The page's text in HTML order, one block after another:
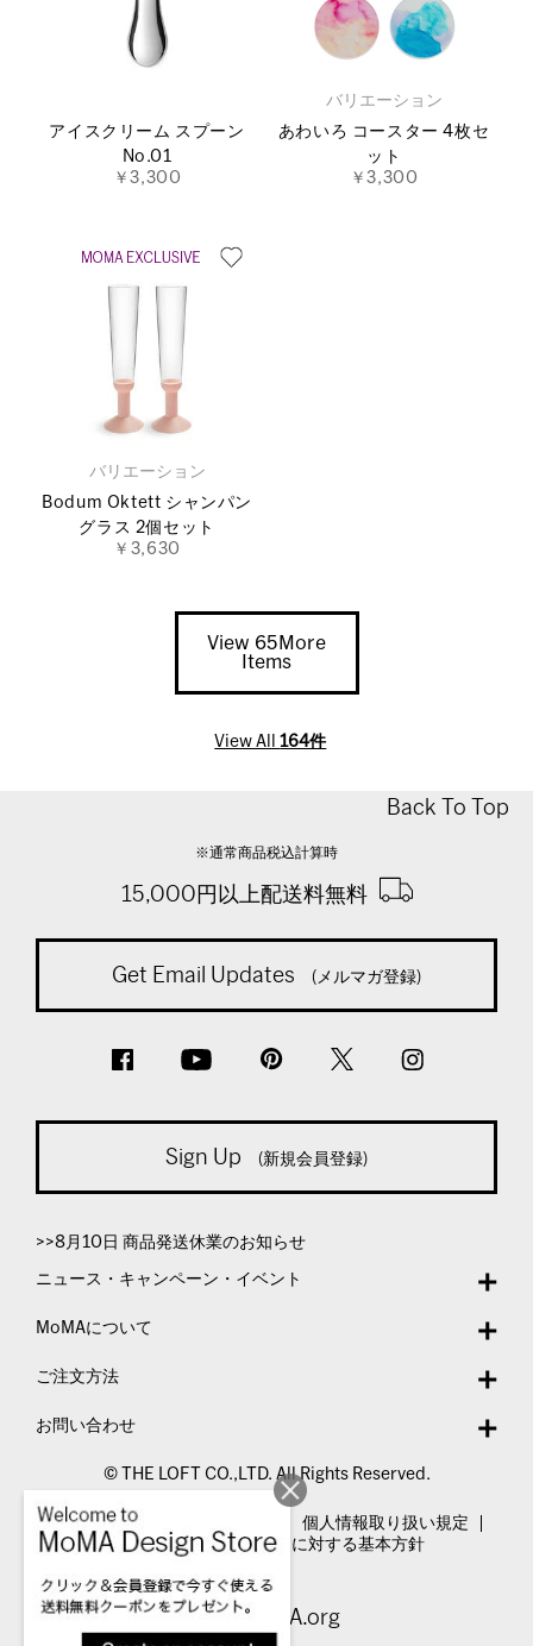
アイスクリーム スプーン
No.01
￥3,300
バリエーション
あわいろ コースター 4枚セ
ット
￥3,300
バリエーション
Bodum Oktett シャンパン
グラス 2個セット
￥3,630
View 65More
Items
View All164件
Back To Top
※通常商品税込計算時
15,000円以上配送料無料
Get Email Updates (メルマガ登録)
Sign Up (新規会員登録)
>>8月10日 商品発送休業のお知らせ
ニュース・キャンペーン・イベント
MoMAについて
ご注文方法
お問い合わせ
© THE LOFT CO.,LTD. All Rights Reserved.
特定商取引法表示
個人情報取り扱い規定
カスタマーハラスメントに対する基本方針
Visit MoMA.org